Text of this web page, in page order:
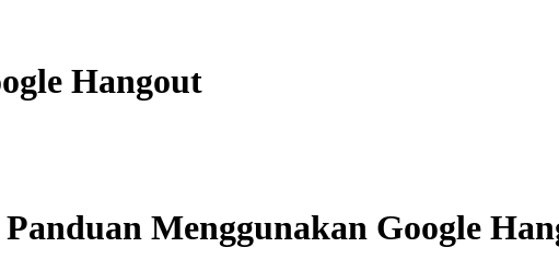
Hangout
Panduan Menggunakan Google